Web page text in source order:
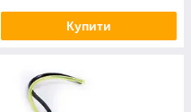
Купити